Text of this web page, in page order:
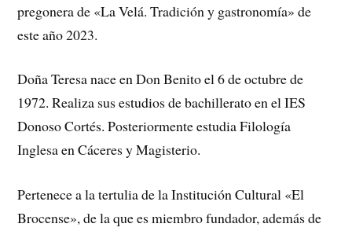
pregonera de «La Velá. Tradición y gastronomía» de
este año 2023.
Doña Teresa nace en Don Benito el 6 de octubre de
1972. Realiza sus estudios de bachillerato en el IES
Donoso Cortés. Posteriormente estudia Filología
Inglesa en Cáceres y Magisterio.
Pertenece a la tertulia de la Institución Cultural «El
Brocense», de la que es miembro fundador, además de